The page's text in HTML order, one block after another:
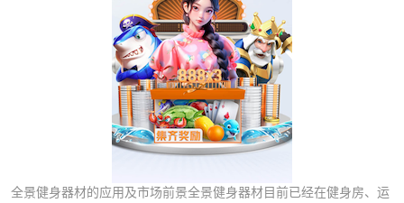
全景健身器材的应用及市场前景全景健身器材目前已经在健身房、运